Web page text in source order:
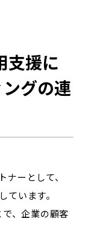
支援に
グの連
ーとして、
います。
、企業の顧客